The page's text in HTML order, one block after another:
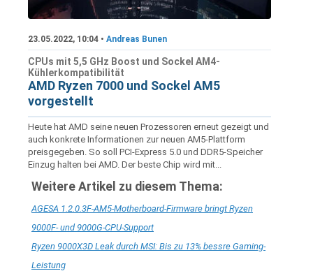
23.05.2022, 10:04 • Andreas Bunen
CPUs mit 5,5 GHz Boost und Sockel AM4-
Kühlerkompatibilität
AMD Ryzen 7000 und Sockel AM5
vorgestellt
Heute hat AMD seine neuen Prozessoren erneut gezeigt und
auch konkrete Informationen zur neuen AM5-Plattform
preisgegeben. So soll PCI-Express 5.0 und DDR5-Speicher
Einzug halten bei AMD. Der beste Chip wird mit...
Weitere Artikel zu diesem Thema:
AGESA 1.2.0.3F-AM5-Motherboard-Firmware bringt Ryzen
9000F- und 9000G-CPU-Support
Ryzen 9000X3D Leak durch MSI: Bis zu 13% bessre Gaming-
Leistung